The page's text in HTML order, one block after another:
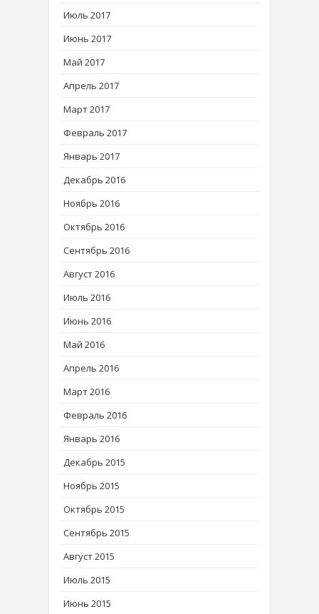
Июль 2017
Июнь 2017
Май 2017
Апрель 2017
Март 2017
Февраль 2017
Январь 2017
Декабрь 2016
Ноябрь 2016
Октябрь 2016
Сентябрь 2016
Август 2016
Июль 2016
Июнь 2016
Май 2016
Апрель 2016
Март 2016
Февраль 2016
Январь 2016
Декабрь 2015
Ноябрь 2015
Октябрь 2015
Сентябрь 2015
Август 2015
Июль 2015
Июнь 2015